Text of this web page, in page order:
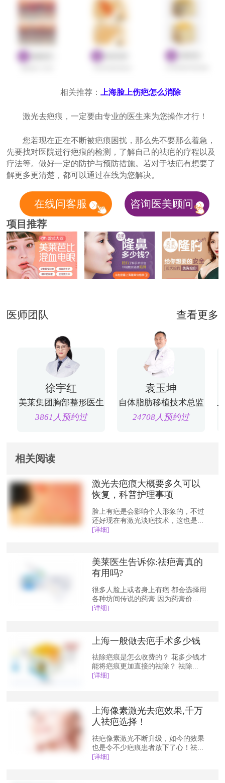
相关推荐： 上海脸上伤疤怎么消除
激光去疤痕，一定要由专业的医生来为您操作才行！
您若现在正在不断被疤痕困扰，那么先不要那么着急，
先要找对医院进行疤痕的检测，了解自己的祛疤的疗程以及
疗法等。做好一定的防护与预防措施。若对于祛疤有想要了
解更多更清楚，都可以通过在线为您解决。
在线问客服 咨询医美顾问
项目推荐
医师团队 查看更多
徐宇红
美莱集团胸部整形医生
3861人预约过
袁玉坤
自体脂肪移植技术总监
24708人预约过
相关阅读
激光去疤痕大概要多久可以
恢复，科普护理事项
脸上有疤是会影响个人形象的，不过
还好现在有激光淡疤技术，这也是...
[详细]
美莱医生告诉你:祛疤膏真的
有用吗?
很多人脸上或者身上有疤 都会选择用
各种坊间传说的药膏 因为药膏价...
[详细]
上海一般做去疤手术多少钱
祛除疤痕是怎么收费的？ 花多少钱才
能将疤痕更加直接的祛除？ 祛除...
[详细]
上海像素激光去疤效果,千万
人祛疤选择！
祛疤像素激光不断升级，如今的效果
也是令不少疤痕患者放下了心！祛...
[详细]